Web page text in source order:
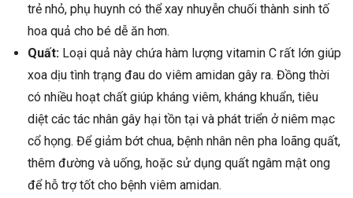
trẻ nhỏ, phụ huynh có thể xay nhuyễn chuối thành sinh tố
hoa quả cho bé dễ ăn hơn.
Quất: Loại quả này chứa hàm lượng vitamin C rất lớn giúp
xoa dịu tình trạng đau do viêm amidan gây ra. Đồng thời
có nhiều hoạt chất giúp kháng viêm, kháng khuẩn, tiêu
diệt các tác nhân gây hại tồn tại và phát triển ở niêm mạc
cổ họng. Để giảm bớt chua, bệnh nhân nên pha loãng quất,
thêm đường và uống, hoặc sử dụng quất ngâm mật ong
để hỗ trợ tốt cho bệnh viêm amidan.